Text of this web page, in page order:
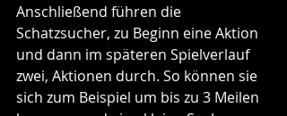
Anschließend führen die
Schatzsucher, zu Beginn eine Aktion
und dann im späteren Spielverlauf
zwei, Aktionen durch. So können sie
sich zum Beispiel um bis zu 3 Meilen